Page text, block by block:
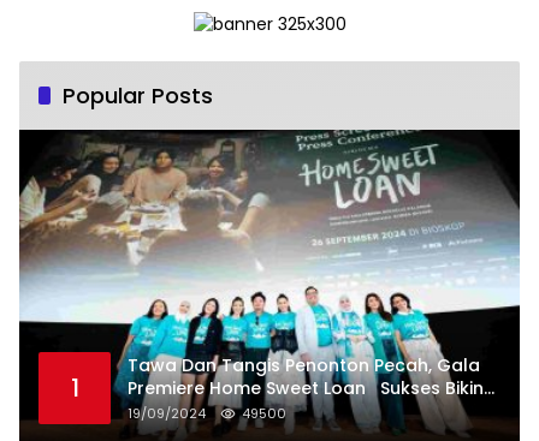
Popular Posts
1
Tawa Dan Tangis Penonton Pecah, Gala
Premiere Home Sweet Loan Sukses Bikin
Penonton Lihat Diri Sendiri di Layar
19/09/2024 49500